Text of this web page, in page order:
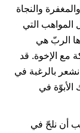
والنجاة
المواهب التي
الربّ هي
مع الإخوة. قد
نشعر بالرغبة في
الأبوّة في
أن نلحّ في